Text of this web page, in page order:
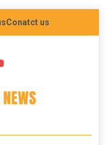
Conatct us
NEWS